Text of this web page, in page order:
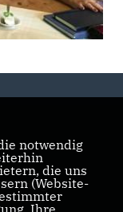
Landtag
notwendig
die uns
(Website-
Ihre